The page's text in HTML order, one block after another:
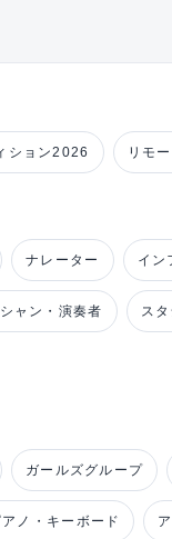
ション2026 リモ
ナレーター イン
ャン・演奏者 ス
ガールズグループ
アノ・キーボード